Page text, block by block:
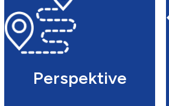
Perspektive